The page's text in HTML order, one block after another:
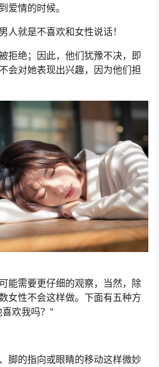
爱情的时候。
人就是不喜欢和女性说话！
拒绝；因此，他们犹豫不决，即
会对她表现出兴趣，因为他们担
能需要更仔细的观察，当然，除
女性不会这样做。下面有五种方
欢我吗？"
脚的指向或眼睛的移动这样微妙